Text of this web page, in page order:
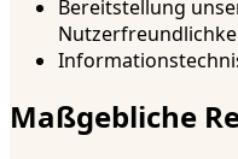
Bereitstellung
Maßgebliche